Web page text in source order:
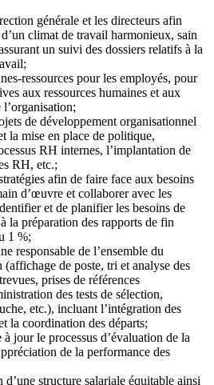
générale et les directeurs afin
climat de travail harmonieux, sain
un suivi des dossiers relatifs à la
ressources pour les employés, pour
aux ressources humaines et aux
de développement organisationnel
la mise en place de politique,
RH internes, l’implantation de
RH, etc.;
afin de faire face aux besoins
d’œuvre et collaborer avec les
et de planifier les besoins de
la préparation des rapports de fin
1 %;
responsable de l’ensemble du
(affichage de poste, tri et analyse des
prises de références
des tests de sélection,
etc.), incluant l’intégration des
la coordination des départs;
jour le processus d’évaluation de la
de la performance des
d’une structure salariale équitable ainsi